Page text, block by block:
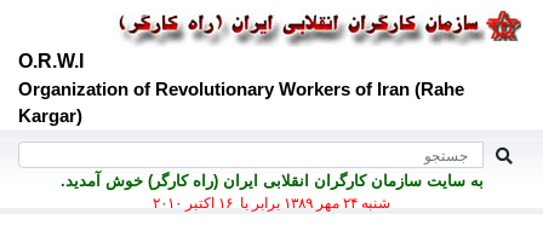
O.R.W.I
Organization of Revolutionary Workers of Iran (Rahe
Kargar)
به سايت سازمان کارگران انقلابی ايران (راه کارگر) خوش آمديد.
شنبه ۲۴ مهر ۱۳۸۹ برابر با ۱۶ اکتبر ۲۰۱۰